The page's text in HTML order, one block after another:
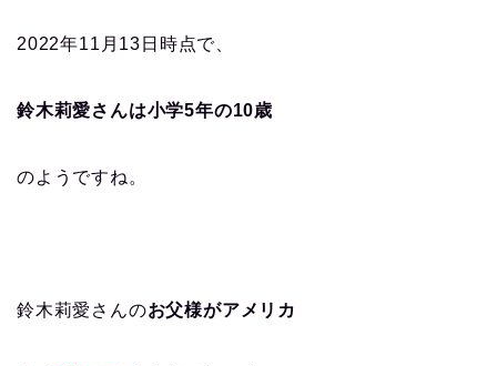
2022年11月13日時点で、
鈴木莉愛さんは小学5年の10歳
のようですね。
鈴木莉愛さんのお父様がアメリカ